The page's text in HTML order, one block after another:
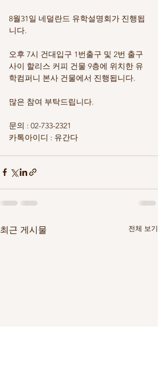
8월31일 네덜란드 유학설명회가 진행됩
니다.
오후 7시 건대입구 1번출구 및 2번 출구
사이 할리스 커피 건물 9층에 위치한 유
학컴퍼니 본사 건물에서 진행됩니다.
많은 참여 부탁드립니다.
문의 : 02-733-2321
카톡아이디 : 유간다
최근 게시물 전체 보기